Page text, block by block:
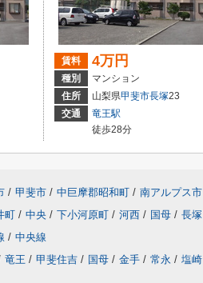
賃料 4万円
種別
マンション
住所
山梨県甲斐市長塚23
交通
竜王駅
徒歩28分
/ 甲斐市 / 中巨摩郡昭和町 / 南アルプス市
町 / 中央 / 下小河原町 / 河西 / 国母 / 長塚
/ 中央線
竜王 / 甲斐住吉 / 国母 / 金手 / 常永 / 塩崎